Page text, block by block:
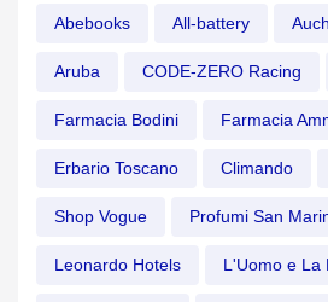
Abebooks All-battery
Aruba CODE-ZERO Racing
Farmacia Bodini Farmacia
Erbario Toscano Climando
Shop Vogue Profumi San
Leonardo Hotels L'Uomo e La